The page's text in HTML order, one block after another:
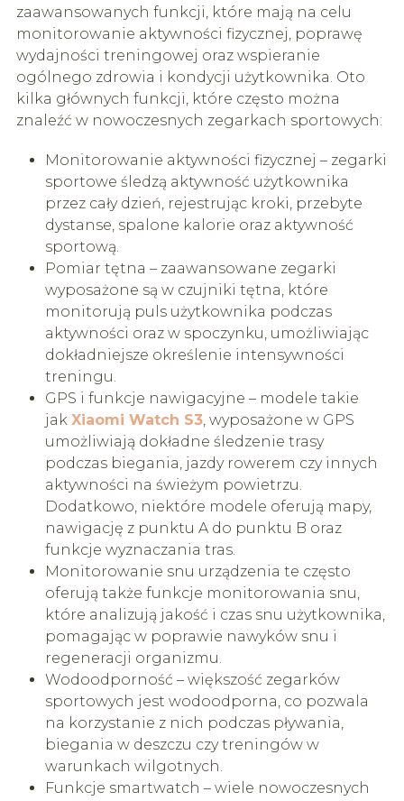
zaawansowanych funkcji, które mają na celu
monitorowanie aktywności fizycznej, poprawę
wydajności treningowej oraz wspieranie
ogólnego zdrowia i kondycji użytkownika. Oto
kilka głównych funkcji, które często można
znaleźć w nowoczesnych zegarkach sportowych:
Monitorowanie aktywności fizycznej – zegarki
sportowe śledzą aktywność użytkownika
przez cały dzień, rejestrując kroki, przebyte
dystanse, spalone kalorie oraz aktywność
sportową.
Pomiar tętna – zaawansowane zegarki
wyposażone są w czujniki tętna, które
monitorują puls użytkownika podczas
aktywności oraz w spoczynku, umożliwiając
dokładniejsze określenie intensywności
treningu.
GPS i funkcje nawigacyjne – modele takie
jak Xiaomi Watch S3, wyposażone w GPS
umożliwiają dokładne śledzenie trasy
podczas biegania, jazdy rowerem czy innych
aktywności na świeżym powietrzu.
Dodatkowo, niektóre modele oferują mapy,
nawigację z punktu A do punktu B oraz
funkcje wyznaczania tras.
Monitorowanie snu urządzenia te często
oferują także funkcje monitorowania snu,
które analizują jakość i czas snu użytkownika,
pomagając w poprawie nawyków snu i
regeneracji organizmu.
Wodoodporność – większość zegarków
sportowych jest wodoodporna, co pozwala
na korzystanie z nich podczas pływania,
biegania w deszczu czy treningów w
warunkach wilgotnych.
Funkcje smartwatch – wiele nowoczesnych